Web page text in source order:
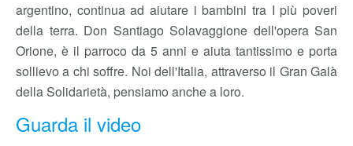
argentino, continua ad aiutare i bambini tra I più poveri
della terra. Don Santiago Solavaggione dell'opera San
Orione, è il parroco da 5 anni e aiuta tantissimo e porta
sollievo a chi soffre. Noi dell'Italia, attraverso il Gran Galà
della Solidarietà, pensiamo anche a loro.
Guarda il video